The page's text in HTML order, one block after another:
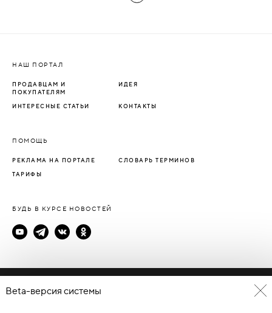
НАШ ПОРТАЛ
ПРОДАВЦАМ И
ПОКУПАТЕЛЯМ
ИДЕЯ
ИНТЕРЕСНЫЕ СТАТЬИ КОНТАКТЫ
ПОМОЩЬ
РЕКЛАМА НА ПОРТАЛЕ СЛОВАРЬ ТЕРМИНОВ
ТАРИФЫ
БУДЬ В КУРСЕ НОВОСТЕЙ
Политика конфиденциальности
Beta-версия системы